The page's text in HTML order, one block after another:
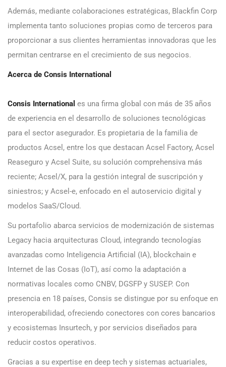
Además, mediante colaboraciones estratégicas, Blackfin Corp
implementa tanto soluciones propias como de terceros para
proporcionar a sus clientes herramientas innovadoras que les
permitan centrarse en el crecimiento de sus negocios.
Acerca de Consis International
Consis International es una firma global con más de 35 años
de experiencia en el desarrollo de soluciones tecnológicas
para el sector asegurador. Es propietaria de la familia de
productos Acsel, entre los que destacan Acsel Factory, Acsel
Reaseguro y Acsel Suite, su solución comprehensiva más
reciente; Acsel/X, para la gestión integral de suscripción y
siniestros; y Acsel-e, enfocado en el autoservicio digital y
modelos SaaS/Cloud.
Su portafolio abarca servicios de modernización de sistemas
Legacy hacia arquitecturas Cloud, integrando tecnologías
avanzadas como Inteligencia Artificial (IA), blockchain e
Internet de las Cosas (IoT), así como la adaptación a
normativas locales como CNBV, DGSFP y SUSEP. Con
presencia en 18 países, Consis se distingue por su enfoque en
interoperabilidad, ofreciendo conectores con cores bancarios
y ecosistemas Insurtech, y por servicios diseñados para
reducir costos operativos.
Gracias a su expertise en deep tech y sistemas actuariales,